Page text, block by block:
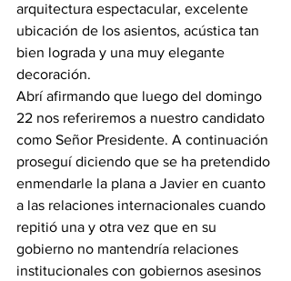
arquitectura espectacular, excelente
ubicación de los asientos, acústica tan
bien lograda y una muy elegante
decoración.
Abrí afirmando que luego del domingo
22 nos referiremos a nuestro candidato
como Señor Presidente. A continuación
proseguí diciendo que se ha pretendido
enmendarle la plana a Javier en cuanto
a las relaciones internacionales cuando
repitió una y otra vez que en su
gobierno no mantendría relaciones
institucionales con gobiernos asesinos